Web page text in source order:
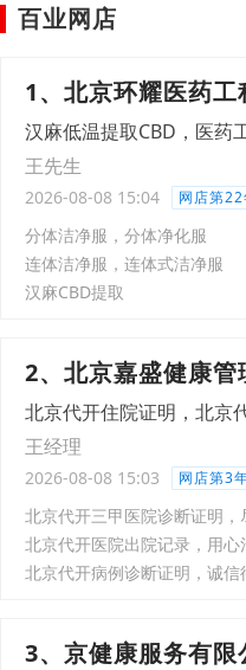
百业网店
1、北京环耀医药工
汉麻低温提取CBD，医药
王先生
2026-08-08 15:04 网店第22
分体洁净服，分体净化服
连体洁净服，连体式洁净服
汉麻CBD提取
2、北京嘉盛健康管
北京代开住院证明，北京
王经理
2026-08-08 15:03 网店第3
北京代开三甲医院诊断证明
北京代开医院出院记录，用心
北京代开病例诊断证明，诚信
3、京健康服务有限